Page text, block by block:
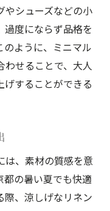
なコーディネー
イル作り
ョンアートの視
しさと洗練され
るコーディネー
万能スタイル
ジ
やシューズなどの小
過度にならず品格を
ように、ミニマル
せることで、大人
げすることができる
は、素材の質感を意
都の暑い夏でも快適
際、涼しげなリネン